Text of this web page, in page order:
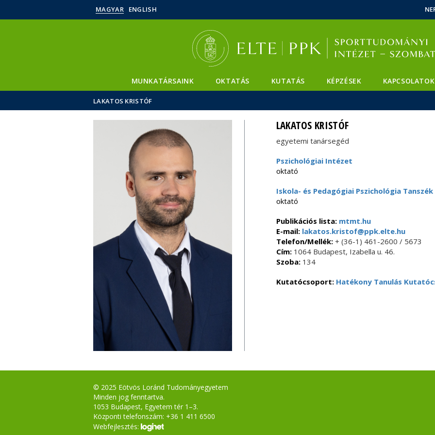
MAGYAR ENGLISH
MUNKATÁRSAINK OKTATÁS KUTATÁS KÉPZÉSEK KAPCSOLATOK
LAKATOS KRISTÓF
LAKATOS KRISTÓF
egyetemi tanársegéd
Pszichológiai Intézet
oktató
Iskola- és Pedagógiai Pszichológia Tanszék
oktató
Publikációs lista: mtmt.hu
E-mail:lakatos.kristof@ppk.elte.hu
Telefon/Mellék:+ (36-1) 461-2600 / 5673
Cím:1064 Budapest, Izabella u. 46.
Szoba:134
Kutatócsoport: Hatékony Tanulás
© 2025 Eötvös Loránd Tudományegyetem
Minden jog fenntartva.
1053 Budapest, Egyetem tér 1–3.
Központi telefonszám: +36 1 411 6500
Webfejlesztés: